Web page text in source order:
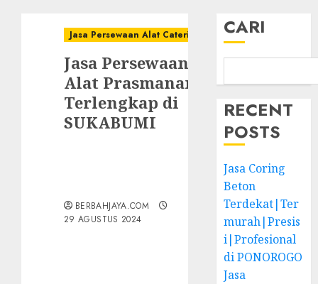
Jasa Persewaan Alat Catering
Jasa Persewaan
Alat Prasmanan
Terlengkap di
SUKABUMI
BERBAHJAYA.COM
29 AGUSTUS 2024
CARI
RECENT
POSTS
Jasa Coring
Beton
Terdekat|Ter
murah|Presis
i|Profesional
di PONOROGO
Jasa